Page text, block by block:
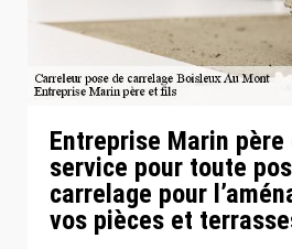
Entreprise Marin
service pour toute
carrelage pour
vos pièces et